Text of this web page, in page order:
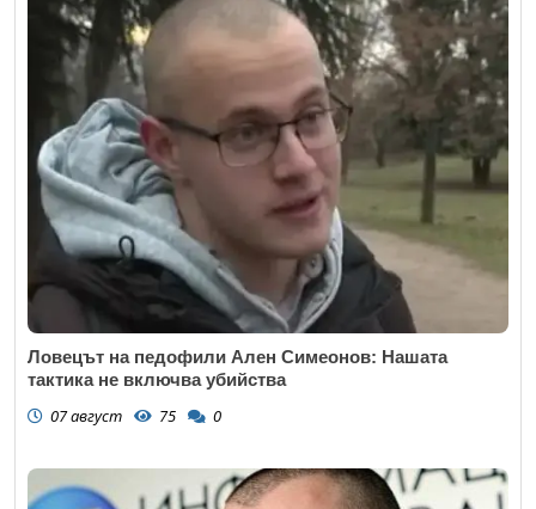
Ловецът на педофили Ален Симеонов: Нашата
тактика не включва убийства
07 август 75 0